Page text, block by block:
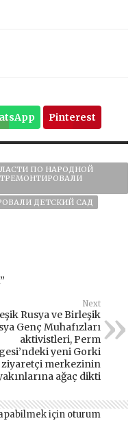
Pinterest
ПО НАРОДНОЙ
ДЕТСКИЙ САД
Next
Rusya ve Birleşik
Genç Muhafızları
aktivistleri, Perm
yeni Gorki
ziyaretçi merkezinin
ağaç dikti
için oturum